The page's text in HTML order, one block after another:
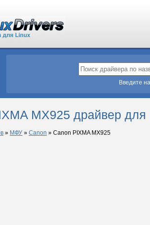
Введите
MX925 драйвер для
» МФУ » Canon » Canon PIXMA MX925